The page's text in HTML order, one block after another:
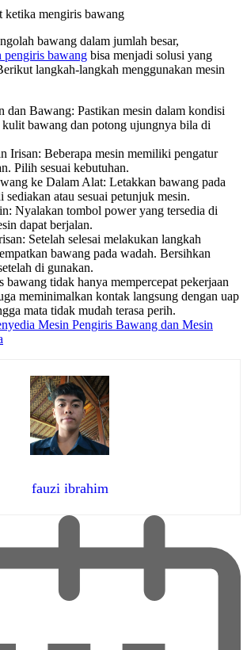
bawang dalam jumlah besar,
pengiris bawang bisa menjadi solusi yang
langkah-langkah menggunakan mesin
dan Bawang: Pastikan mesin dalam kondisi
bawang dan potong ujungnya bila di
Irisan: Beberapa mesin memiliki pengatur
Pilih sesuai kebutuhan.
ke Dalam Alat: Letakkan bawang pada
sediakan atau sesuai petunjuk mesin.
Nyalakan tombol power yang tersedia di
dapat berjalan.
Setelah selesai melakukan langkah
bawang pada wadah. Bersihkan
di gunakan.
bawang tidak hanya mempercepat pekerjaan
meminimalkan kontak langsung dengan uap
mata tidak mudah terasa perih.
Mesin Pengiris Bawang dan Mesin
fauzi ibrahim